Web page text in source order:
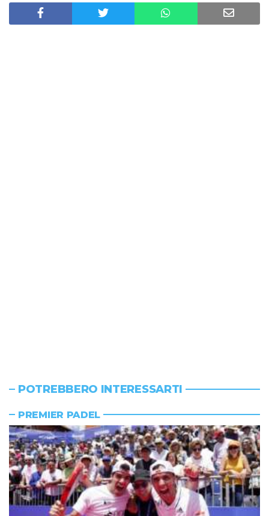
POTREBBERO INTERESSARTI
PREMIER PADEL